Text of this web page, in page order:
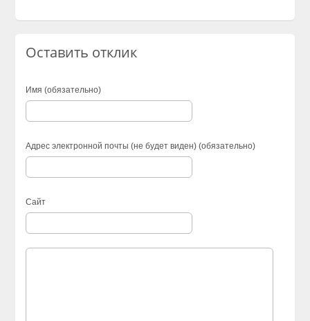
Оставить отклик
Имя (обязательно)
Адрес электронной почты (не будет виден) (обязательно)
Сайт